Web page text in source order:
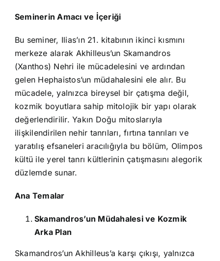
İletişim
Seminerin Amacı ve İçeriği
Bu seminer, Ilias’ın 21. kitabının ikinci kısmını
merkeze alarak Akhilleus’un Skamandros
(Xanthos) Nehri ile mücadelesini ve ardından
gelen Hephaistos’un müdahalesini ele alır. Bu
mücadele, yalnızca bireysel bir çatışma değil,
kozmik boyutlara sahip mitolojik bir yapı olarak
değerlendirilir. Yakın Doğu mitoslarıyla
ilişkilendirilen nehir tanrıları, fırtına tanrıları ve
yaratılış efsaneleri aracılığıyla bu bölüm, Olimpos
kültü ile yerel tanrı kültlerinin çatışmasını alegorik
düzlemde sunar.
Ana Temalar
Skamandros’un Müdahalesi ve Kozmik
Arka Plan
Skamandros’un Akhilleus’a karşı çıkışı, yalnızca